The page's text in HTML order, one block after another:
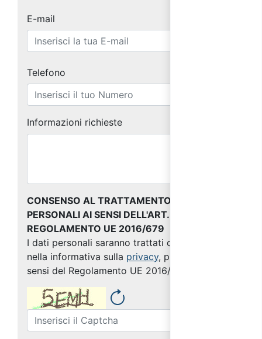
E-mail
Telefono
Informazioni richieste
CONSENSO AL TRATTAMENTO DEI DATI
PERSONALI AI SENSI DELL'ART. 13 DEL
REGOLAMENTO UE 2016/679
I dati personali saranno trattati come indicato
nella informativa sulla privacy, predisposta ai
sensi del Regolamento UE 2016/679